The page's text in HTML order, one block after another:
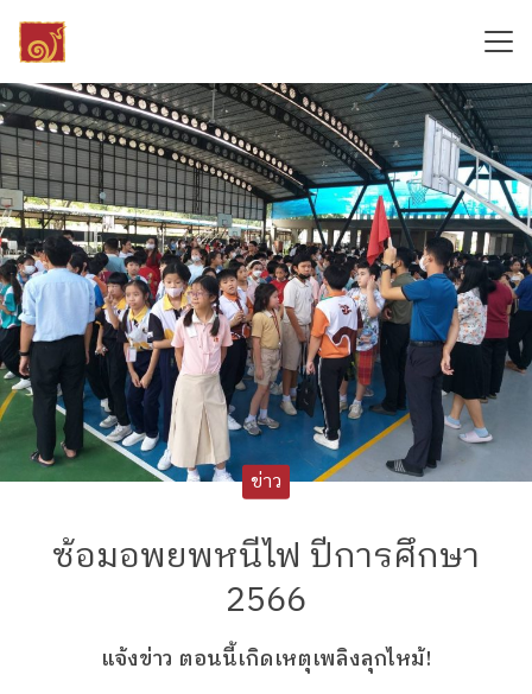
Skip
content
Search
for:
ข่าว
ซ้อมอพยพหนีไฟ ปีการศึกษา
2566
แจ้งข่าว ตอนนี้เกิดเหตุเพลิงลุกไหม้!